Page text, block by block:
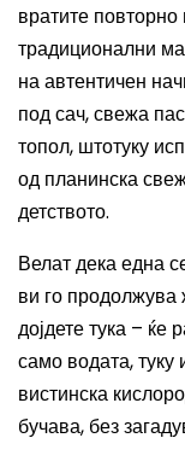
вратите
традиционални
на автентичен
под сач, свежа
топол, штотуку
од планинска
детството.
Велат дека една
ви го продолжува
дојдете тука – ќе
само водата, туку
вистинска
бучава, без